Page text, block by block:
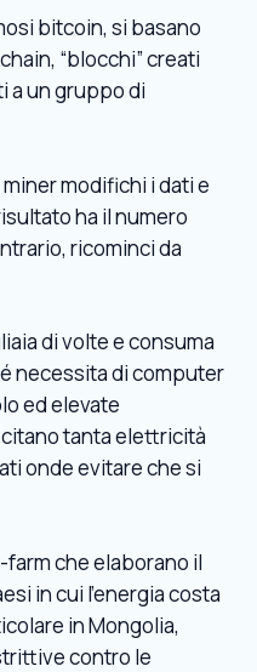
bitcoin, si basano
“blocchi” creati
a un gruppo di
modifichi i dati e
ha il numero
ricominci da
di volte e consuma
necessita di computer
ed elevate
tanta elettricità
onde evitare che si
farm che elaborano il
in cui l’energia costa
in Mongolia,
contro le